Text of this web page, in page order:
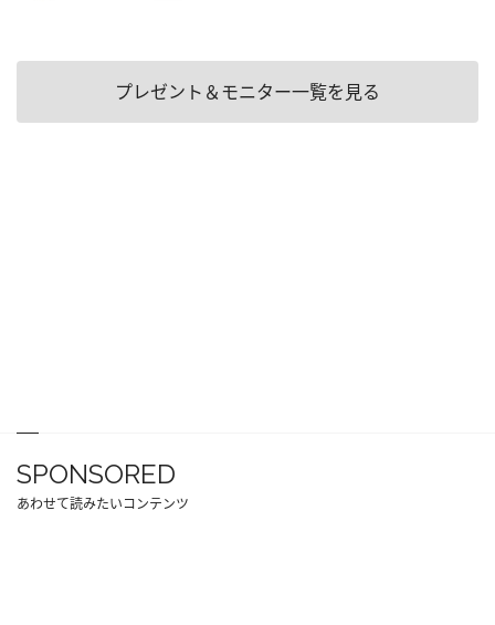
プレゼント＆モニター一覧を見る
SPONSORED
あわせて読みたいコンテンツ